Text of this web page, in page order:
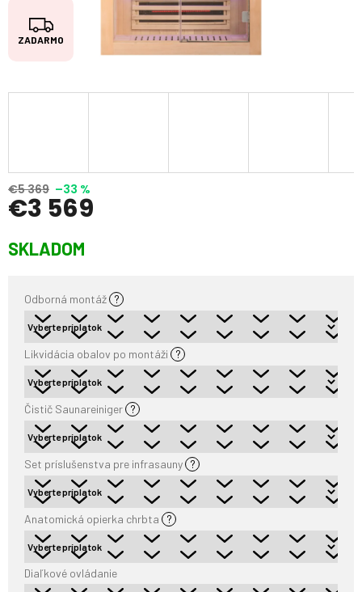
Z
A
A
O
ZADARMO
€5 369 –33 %
€3 569
cena:
SKLADOM
Odborná montáž ?
Likvidácia obalov po montáži ?
Čistič Saunareiniger ?
Set príslušenstva pre infrasauny ?
Anatomická opierka chrbta ?
Diaľkové ovládanie